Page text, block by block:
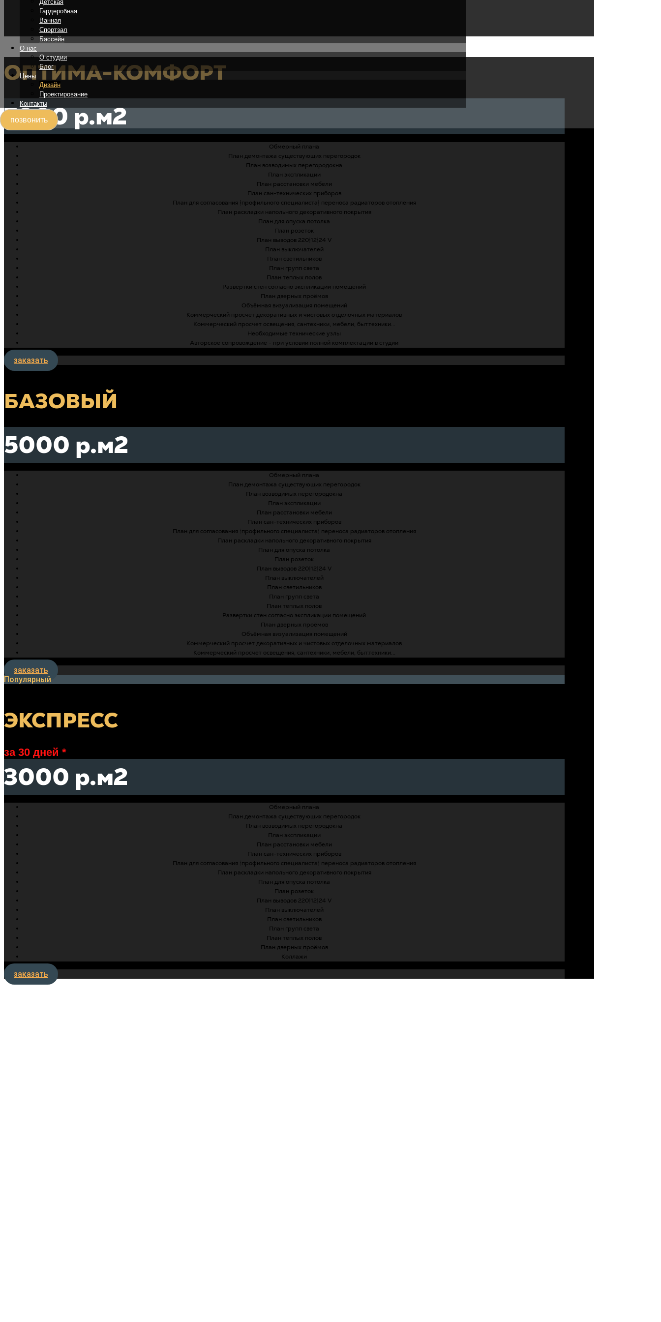
Детская
Гардеробная
Ванная
Спортзал
Бассейн
О нас
О студии
Блог
Цены
Дизайн
Проектирование
Контакты
позвонить
ОПТИМА-КОМФОРТ
7000 р.м2
Обмерный плана
План демонтажа существующих перегородок
План возводимых перегородокна
План экспликации
План расстановки мебели
План сан-технических приборов
План для согласования (профильного специалиста) переноса радиаторов отопления
План раскладки напольного декоративного покрытия
План для опуска потолка
План розеток
План выводов 220/12/24 V
План выключателей
План светильников
План групп света
План теплых полов
Развертки стен согласно экспликации помещений
План дверных проёмов
Объёмная визуализация помещений
Коммерческий просчет декоративных и чистовых отделочных материалов
Коммерческий просчет освещения, сантехники, мебели, быт.техники...
Необходимые технические узлы
Авторское сопровождение - при условии полной комплектации в студии
заказать
БАЗОВЫЙ
5000 р.м2
Обмерный плана
План демонтажа существующих перегородок
План возводимых перегородокна
План экспликации
План расстановки мебели
План сан-технических приборов
План для согласования (профильного специалиста) переноса радиаторов отопления
План раскладки напольного декоративного покрытия
План для опуска потолка
План розеток
План выводов 220/12/24 V
План выключателей
План светильников
План групп света
План теплых полов
Развертки стен согласно экспликации помещений
План дверных проёмов
Объёмная визуализация помещений
Коммерческий просчет декоративных и чистовых отделочных материалов
Коммерческий просчет освещения, сантехники, мебели, быт.техники...
заказать
Популярный
ЭКСПРЕСС
за 30 дней *
3000 р.м2
Обмерный плана
План демонтажа существующих перегородок
План возводимых перегородокна
План экспликации
План расстановки мебели
План сан-технических приборов
План для согласования (профильного специалиста) переноса радиаторов отопления
План раскладки напольного декоративного покрытия
План для опуска потолка
План розеток
План выводов 220/12/24 V
План выключателей
План светильников
План групп света
План теплых полов
План дверных проёмов
Коллажи
заказать